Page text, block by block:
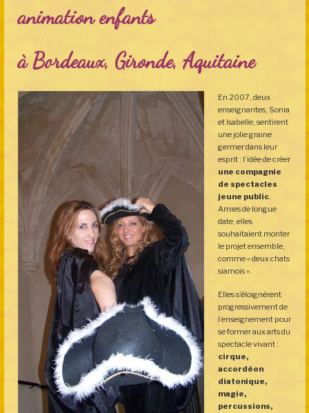
animation enfants
à Bordeaux, Gironde, Aquitaine
En 2007, deux
enseignantes, Sonia
et Isabelle, sentirent
une jolie graine
germer dans leur
esprit : l’idée de créer
une compagnie
de spectacles
jeune public.
Amies de longue
date, elles
souhaitaient monter
le projet ensemble,
comme « deux chats
siamois ».
Elles s’éloignèrent
progressivement de
l’enseignement pour
se former aux arts du
spectacle vivant :
cirque,
accordéon
diatonique,
magie,
percussions,